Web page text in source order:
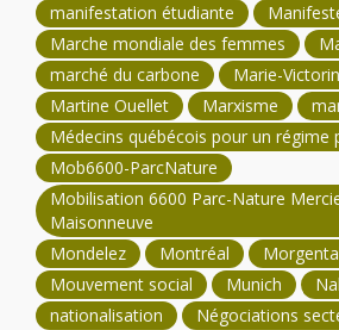
manifestation étudiante
Marche mondiale des femmes
marché du carbone
Marie-Victorin
Martine Ouellet
Marxisme
Médecins québécois pour un régime
Mob6600-ParcNature
Mobilisation 6600 Parc-Nature
Maisonneuve
Mondelez
Montréal
Mouvement social
Munich
nationalisation
Négociations